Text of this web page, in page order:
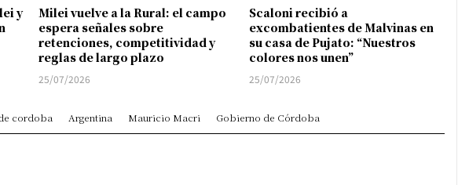
y
Milei vuelve a la Rural: el campo
espera señales sobre
retenciones, competitividad y
reglas de largo plazo
25/07/2026
Scaloni recibió a
excombatientes de Malvinas en
su casa de Pujato: “Nuestros
colores nos unen”
25/07/2026
cordoba Argentina Mauricio Macri Gobierno de Córdoba